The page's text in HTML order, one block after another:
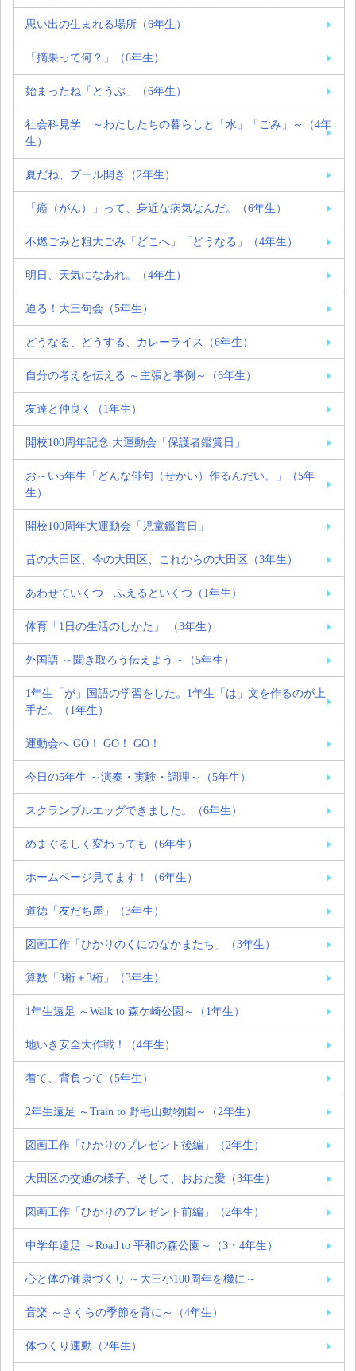
思い出の生まれる場所（6年生）
「摘果って何？」（6年生）
始まったね「とうぶ」（6年生）
社会科見学 ～わたしたちの暮らしと「水」「ごみ」～（4年
生）
夏だね、プール開き（2年生）
「癌（がん）」って、身近な病気なんだ。（6年生）
不燃ごみと粗大ごみ「どこへ」「どうなる」（4年生）
明日、天気になあれ。（4年生）
迫る！大三句会（5年生）
どうなる、どうする、カレーライス（6年生）
自分の考えを伝える ～主張と事例～（6年生）
友達と仲良く（1年生）
開校100周年記念 大運動会「保護者鑑賞日」
お～い5年生「どんな俳句（せかい）作るんだい。」（5年
生）
開校100周年大運動会「児童鑑賞日」
昔の大田区、今の大田区、これからの大田区（3年生）
あわせていくつ ふえるといくつ（1年生）
体育「1日の生活のしかた」 （3年生）
外国語 ～聞き取ろう伝えよう～（5年生）
1年生「が」国語の学習をした。1年生「は」文を作るのが上
手だ。（1年生）
運動会へ GO！ GO！ GO！
今日の5年生 ～演奏・実験・調理～（5年生）
スクランブルエッグできました。（6年生）
めまぐるしく変わっても（6年生）
ホームページ見てます！（6年生）
道徳「友だち屋」（3年生）
図画工作「ひかりのくにのなかまたち」（3年生）
算数「3桁＋3桁」（3年生）
1年生遠足 ～Walk to 森ケ崎公園～（1年生）
地いき安全大作戦！（4年生）
着て、背負って（5年生）
2年生遠足 ～Train to 野毛山動物園～（2年生）
図画工作「ひかりのプレゼント後編」（2年生）
大田区の交通の様子、そして、おおた愛（3年生）
図画工作「ひかりのプレゼント前編」（2年生）
中学年遠足 ～Road to 平和の森公園～（3・4年生）
心と体の健康づくり ～大三小100周年を機に～
音楽 ～さくらの季節を背に～（4年生）
体つくり運動（2年生）